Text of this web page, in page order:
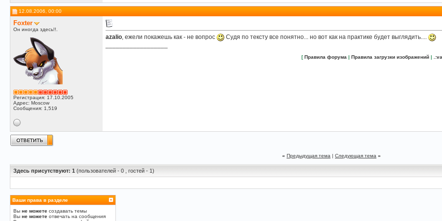
12.08.2006, 00:00
Foxter
Он иногда здесь!!.
Регистрация: 17.10.2005
Адрес: Moscow
Сообщения: 1,519
azalio, ежели покажешь как - не вопрос
Судя по тексту все понятно... но вот как на практике будет выглядить....
[Правила форума | Правила загрузки изображений |
« Предыдущая тема | Следующая тема »
Здесь присутствуют: 1 (пользователей - 0 , гостей - 1)
Ваши права в разделе
Вы не можете создавать темы
Вы не можете отвечать на сообщения